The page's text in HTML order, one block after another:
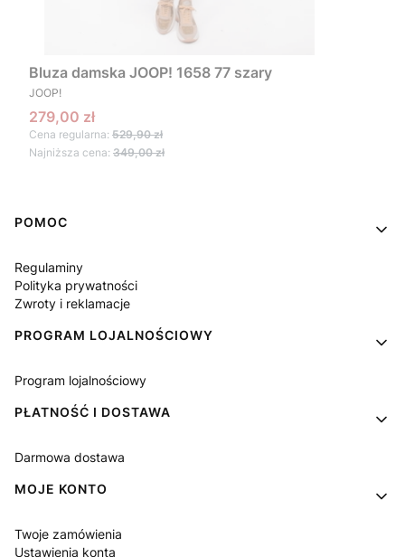
Bluza damska JOOP! 1658 77 szary
PRODUCENT
JOOP!
Cena promocyjna
279,00 zł
Cena regularna: 529,90 zł
Najniższa cena: 349,00 zł
Linki w stopce
POMOC
Regulaminy
Polityka prywatności
Zwroty i reklamacje
PROGRAM LOJALNOŚCIOWY
Program lojalnościowy
PŁATNOŚĆ I DOSTAWA
Darmowa dostawa
MOJE KONTO
Twoje zamówienia
Ustawienia konta